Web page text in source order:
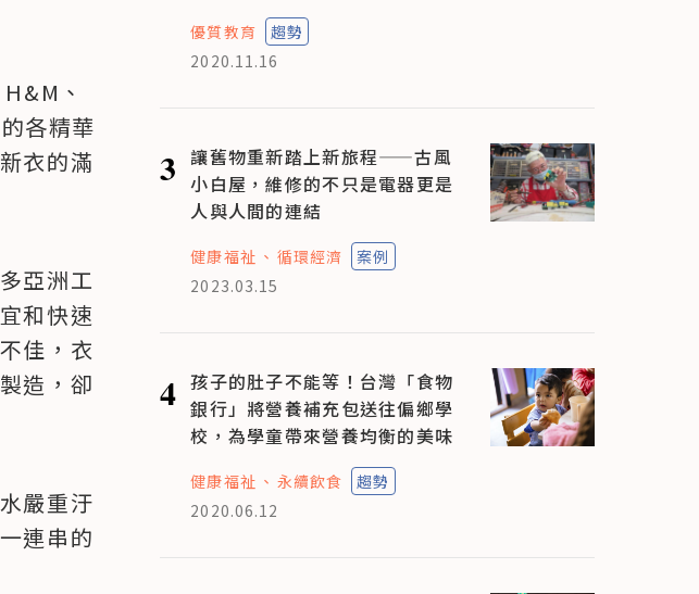
、
各精華
衣的滿
亞洲工
和快速
佳，衣
造，卻
嚴重汙
連串的
優質教育
趨勢
2020.11.16
3
讓舊物重新踏上新旅程——古風
小白屋，維修的不只是電器更是
人與人間的連結
健康福祉 循環經濟
案例
2023.03.15
4 孩子的肚子不能等！台灣「食物
銀行」將營養補充包送往偏鄉學
校，為學童帶來營養均衡的美味
健康福祉 永續飲食
趨勢
2020.06.12